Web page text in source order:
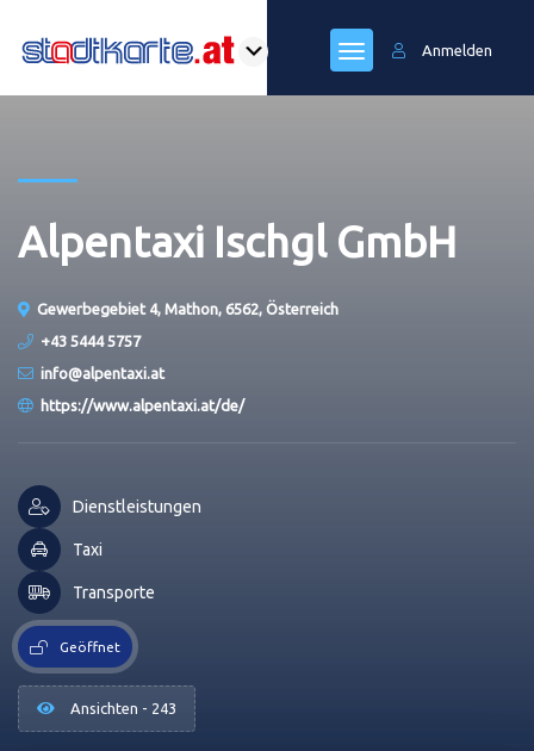
Anmelden
Alpentaxi Ischgl GmbH
Gewerbegebiet 4, Mathon, 6562, Österreich
+43 5444 5757
info@alpentaxi.at
https://www.alpentaxi.at/de/
Dienstleistungen
Taxi
Transporte
Geöffnet
Ansichten - 243